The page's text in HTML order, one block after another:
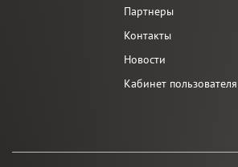
Партнеры
Контакты
Новости
Кабинет пользователя